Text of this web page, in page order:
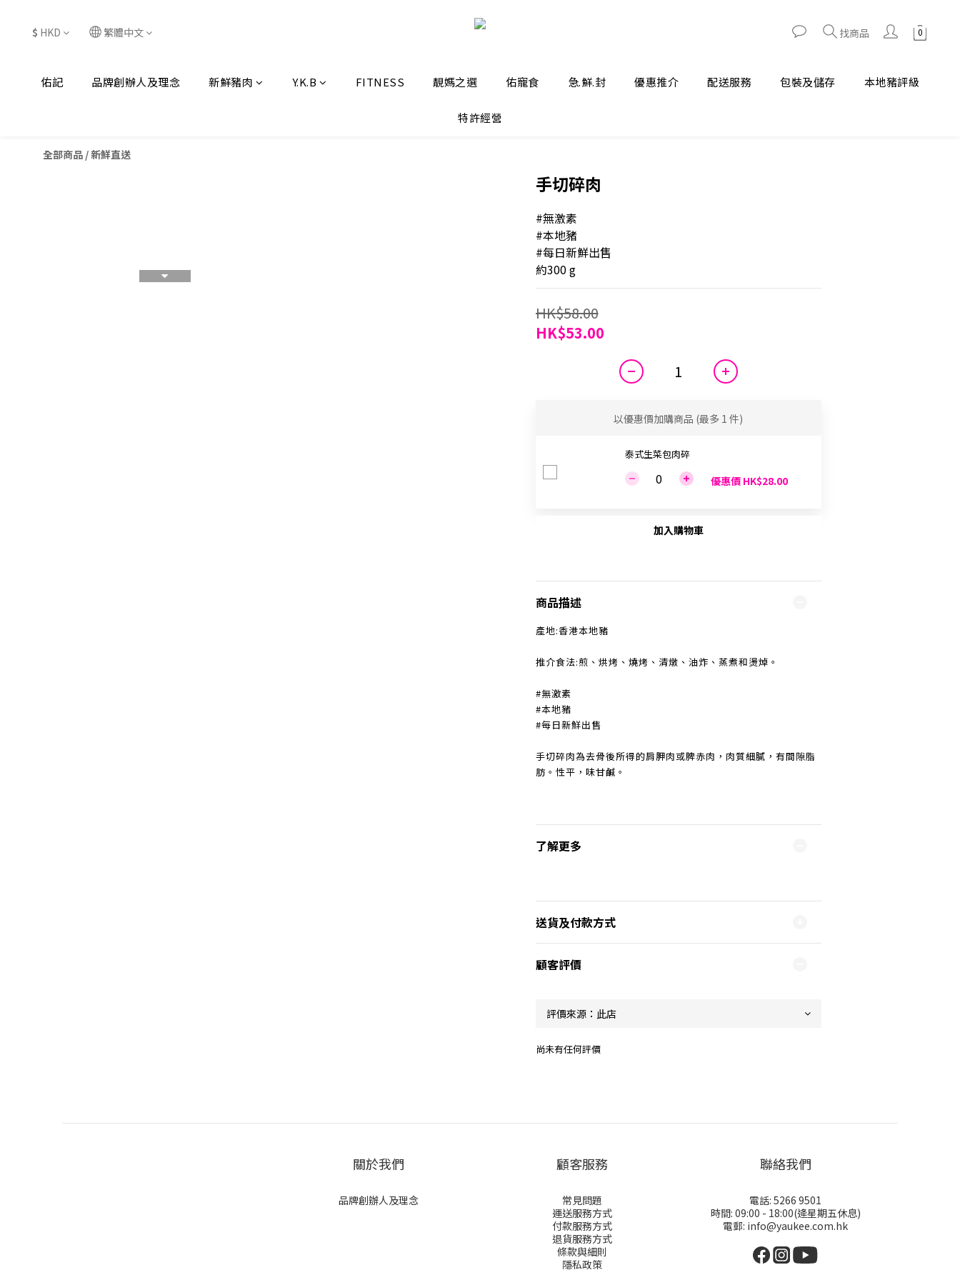
$ HKD 繁體中文 找商品
佑記 品牌創辦人及理念 新鮮豬肉 Y.K.B FITNESS 靚媽之選 佑寵食 急.鮮.封 優惠推介 配送服務 包裝及儲存 本地豬評級
特許經營
全部商品 /新鮮直送
手切碎肉
#無激素
#本地豬
#每日新鮮出售
約300 g
HK$58.00
HK$53.00
以優惠價加購商品 (最多 1 件)
泰式生菜包肉碎
優惠價 HK$28.00
加入購物車
商品描述
產地:香港本地豬
推介食法:煎、烘烤、燒烤、清燉、油炸、蒸煮和燙焯。
#無激素
#本地豬
#每日新鮮出售
手切碎肉為去骨後所得的肩胛肉或脾赤肉，肉質細膩，有間隙脂
肪。性平，味甘鹹。
了解更多
送貨及付款方式
顧客評價
尚未有任何評價
關於我們
品牌創辦人及理念
顧客服務
常見問題
運送服務方式
付款服務方式
退貨服務方式
條款與細則
隱私政策
聯絡我們
電話: 5266 9501
時間: 09:00 - 18:00(逄星期五休息)
電郵: info@yaukee.com.hk